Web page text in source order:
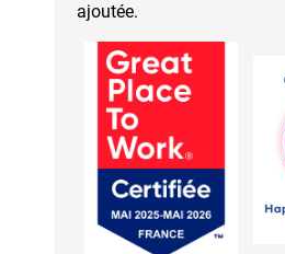
ajoutée.